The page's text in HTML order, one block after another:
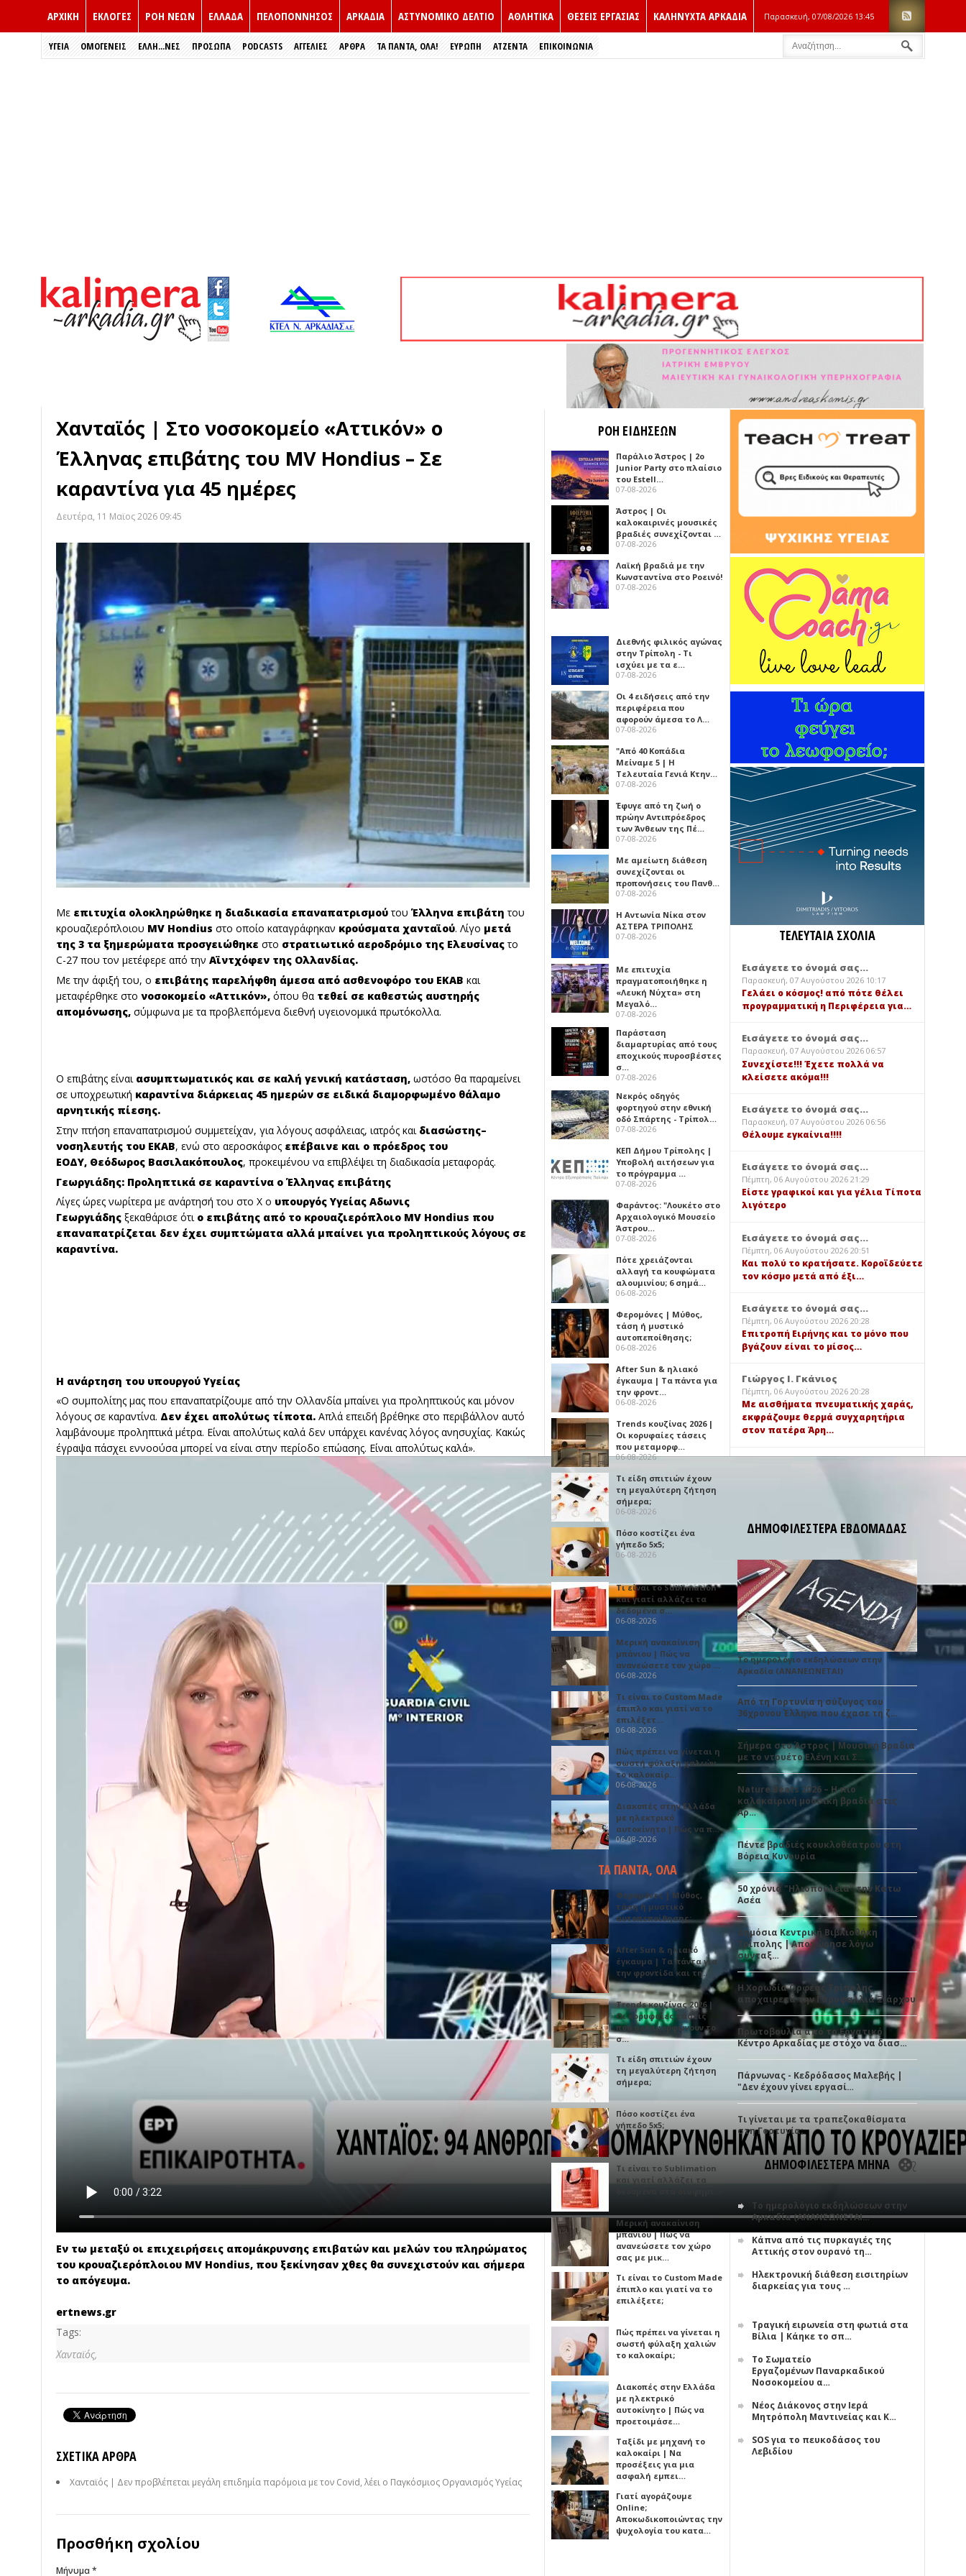
ΑΡΧΙΚΗ ΕΚΛΟΓΈΣ ΡΟΗ ΝΕΩΝ ΕΛΛΑΔΑ ΠΕΛΟΠΟΝΝΗΣΟΣ ΑΡΚΑΔΙΑ ΑΣΤΥΝΟΜΙΚΟ ΔΕΛΤΙΟ ΑΘΛΗΤΙΚΑ ΘΕΣΕΙΣ ΕΡΓΑΣΙΑΣ ΚΑΛΗΝΥΧΤΑ ΑΡΚΑΔΙΑ Παρασκευή, 07/08/2026 13:45
ΥΓΕΙΑ ΟΜΟΓΕΝΕΙΣ ΈΛΛΗ...ΝΕΣ ΠΡΌΣΩΠΑ PODCASTS ΑΓΓΕΛΙΕΣ ΑΡΘΡΑ ΤΑ ΠΑΝΤΑ, ΟΛΑ! ΕΥΡΏΠΗ ΑΤΖΕΝΤΑ ΕΠΙΚΟΙΝΩΝΙΑ
Χανταϊός | Στο νοσοκομείο «Αττικόν» ο
Έλληνας επιβάτης του MV Hondius – Σε
καραντίνα για 45 ημέρες
Δευτέρα, 11 Μαϊος 2026 09:45
Με επιτυχία ολοκληρώθηκε η διαδικασία επαναπατρισμούτου Έλληνα επιβάτη του
κρουαζιερόπλοιου MV Hondius στο οποίο καταγράφηκαν κρούσματα χανταϊού. Λίγο μετά
της 3 τα ξημερώματα προσγειώθηκε στο στρατιωτικό αεροδρόμιο της Ελευσίναςτο
C-27 που τον μετέφερε από την Αϊντχόφεν της Ολλανδίας.
Με την άφιξή του, ο επιβάτης παρελήφθη άμεσα από ασθενοφόρο του ΕΚΑΒ και
μεταφέρθηκε στο νοσοκομείο «Αττικόν», όπου θα τεθεί σε καθεστώς αυστηρής
απομόνωσης, σύμφωνα με τα προβλεπόμενα διεθνή υγειονομικά πρωτόκολλα.
Ο επιβάτης είναι ασυμπτωματικός και σε καλή γενική κατάσταση, ωστόσο θα παραμείνει
σε υποχρεωτική καραντίνα διάρκειας 45 ημερών σε ειδικά διαμορφωμένο θάλαμο
αρνητικής πίεσης.
Στην πτήση επαναπατρισμού συμμετείχαν, για λόγους ασφάλειας, ιατρός και διασώστης–
νοσηλευτής του ΕΚΑΒ, ενώ στο αεροσκάφος επέβαινε και ο πρόεδρος του
ΕΟΔΥ, Θεόδωρος Βασιλακόπουλος, προκειμένου να επιβλέψει τη διαδικασία μεταφοράς.
Γεωργιάδης: Προληπτικά σε καραντίνα ο Έλληνας επιβάτης
Λίγες ώρες νωρίτερα με ανάρτησή του στο Χ ο υπουργός Υγείας Αδωνις
Γεωργιάδης ξεκαθάρισε ότιο επιβάτης από το κρουαζιερόπλοιο MV Hondius που
επαναπατρίζεται δεν έχει συμπτώματα αλλά μπαίνει για προληπτικούς λόγους σε
καραντίνα.
Η ανάρτηση του υπουργού Υγείας
«Ο συμπολίτης μας που επαναπατρίζουμε από την Ολλανδία μπαίνει για προληπτικούς και μόνον
λόγους σε καραντίνα. Δεν έχει απολύτως τίποτα. Απλά επειδή βρέθηκε στο περιβάλλον αυτό
λαμβάνουμε προληπτικά μέτρα. Είναι απολύτως καλά δεν υπάρχει κανένας λόγος ανησυχίας. Κακώς
έγραψα πάσχει εννοούσα μπορεί να είναι στην περίοδο επώασης. Είναι απολύτως καλά».
Εν τω μεταξύ οι επιχειρήσεις απομάκρυνσης επιβατών και μελών του πληρώματος
του κρουαζιερόπλοιου MV Hondius, που ξεκίνησαν χθες θα συνεχιστούν και σήμερα
το απόγευμα.
ertnews.gr
Tags:
Χανταϊός,
ΣΧΕΤΙΚΆ ΆΡΘΡΑ
Χανταϊός | Δεν προβλέπεται μεγάλη επιδημία παρόμοια με τον Covid, λέει ο Παγκόσμιος Οργανισμός Υγείας
Προσθήκη σχολίου
Μήνυμα *
ΡΟΗ ΕΙΔΗΣΕΩΝ
Παράλιο Άστρος | 2ο
Junior Party στο πλαίσιο
του Estell…
07-08-2026
Άστρος | Οι
καλοκαιρινές μουσικές
βραδιές συνεχίζονται …
07-08-2026
Λαϊκή βραδιά με την
Κωνσταντίνα στο Ροεινό!
07-08-2026
Διεθνής φιλικός αγώνας
στην Τρίπολη - Τι
ισχύει με τα ε…
07-08-2026
Οι 4 ειδήσεις από την
περιφέρεια που
αφορούν άμεσα το Λ…
07-08-2026
"Από 40 Κοπάδια
Μείναμε 5 | Η
Τελευταία Γενιά Κτην…
07-08-2026
Έφυγε από τη ζωή ο
πρώην Αντιπρόεδρος
των Άνθεων της Πέ…
07-08-2026
Με αμείωτη διάθεση
συνεχίζονται οι
προπονήσεις του Πανθ…
07-08-2026
Η Αντωνία Νίκα στον
ΑΣΤΕΡΑ ΤΡΙΠΟΛΗΣ
07-08-2026
Με επιτυχία
πραγματοποιήθηκε η
«Λευκή Νύχτα» στη
Μεγαλό…
07-08-2026
Παράσταση
διαμαρτυρίας από τους
εποχικούς πυροσβέστες
σ…
07-08-2026
Νεκρός οδηγός
φορτηγού στην εθνική
οδό Σπάρτης - Τρίπολ…
07-08-2026
ΚΕΠ Δήμου Τρίπολης |
Υποβολή αιτήσεων για
το πρόγραμμα …
07-08-2026
Φαράντος: "Λουκέτο στο
Αρχαιολογικό Μουσείο
Άστρου…
07-08-2026
Πότε χρειάζονται
αλλαγή τα κουφώματα
αλουμινίου; 6 σημά…
06-08-2026
Φερομόνες | Μύθος,
τάση ή μυστικό
αυτοπεποίθησης;
06-08-2026
After Sun & ηλιακό
έγκαυμα | Τα πάντα για
την φροντ…
06-08-2026
Trends κουζίνας 2026 |
Οι κορυφαίες τάσεις
που μεταμορφ…
06-08-2026
Τι είδη σπιτιών έχουν
τη μεγαλύτερη ζήτηση
σήμερα;
06-08-2026
Πόσο κοστίζει ένα
γήπεδο 5x5;
06-08-2026
Τι είναι το Sublimation
και γιατί αλλάζει τα
δεδομένα σ…
06-08-2026
Μερική ανακαίνιση
μπάνιου | Πώς να
ανανεώσετε τον χώρο …
06-08-2026
Τι είναι το Custom Made
έπιπλο και γιατί να το
επιλέξετ…
06-08-2026
Πώς πρέπει να γίνεται η
σωστή φύλαξη χαλιών
το καλοκαίρ…
06-08-2026
Διακοπές στην Ελλάδα
με ηλεκτρικό
αυτοκίνητο | Πώς να π…
06-08-2026
ΤΑ ΠΑΝΤΑ, ΟΛΑ
Φερομόνες | Μύθος,
τάση ή μυστικό
αυτοπεποίθησης;
After Sun & ηλιακό
έγκαυμα | Τα πάντα για
την φροντίδα και τη…
Trends κουζίνας 2026 |
Οι κορυφαίες τάσεις
που μεταμορφώνουν το
σ…
Τι είδη σπιτιών έχουν
τη μεγαλύτερη ζήτηση
σήμερα;
Πόσο κοστίζει ένα
γήπεδο 5x5;
Τι είναι το Sublimation
και γιατί αλλάζει τα
Μερική ανακαίνιση
μπάνιου | Πώς να
ανανεώσετε τον χώρο
σας με μικ…
Τι είναι το Custom Made
έπιπλο και γιατί να το
επιλέξετε;
Πώς πρέπει να γίνεται η
σωστή φύλαξη χαλιών
το καλοκαίρι;
Διακοπές στην Ελλάδα
με ηλεκτρικό
αυτοκίνητο | Πώς να
προετοιμάσε…
Ταξίδι με μηχανή το
καλοκαίρι | Να
προσέξεις για μια
ασφαλή εμπει…
Γιατί αγοράζουμε
Online;
Αποκωδικοποιώντας την
ψυχολογία του κατα…
ΤΕΛΕΥΤΑΙΑ ΣΧΟΛΙΑ
Εισάγετε το όνομά σας...
Παρασκευή, 07 Αυγούστου 2026 10:17
Γελάει ο κόσμος! από πότε θέλει
προγραμματική η Περιφέρεια για…
Εισάγετε το όνομά σας...
Παρασκευή, 07 Αυγούστου 2026 06:57
Συνεχίστε!!! Έχετε πολλά να
κλείσετε ακόμα!!!
Εισάγετε το όνομά σας...
Παρασκευή, 07 Αυγούστου 2026 06:56
Θέλουμε εγκαίνια!!!!
Εισάγετε το όνομά σας...
Πέμπτη, 06 Αυγούστου 2026 21:29
Είστε γραφικοί και για γέλια Τίποτα
λιγότερο
Εισάγετε το όνομά σας...
Πέμπτη, 06 Αυγούστου 2026 20:51
Και πολύ το κρατήσατε. Κοροϊδεύετε
τον κόσμο μετά από έξι…
Εισάγετε το όνομά σας...
Πέμπτη, 06 Αυγούστου 2026 20:28
Επιτροπή Ειρήνης και το μόνο που
βγάζουν είναι το μίσος…
Γιώργος Ι. Γκάνιος
Πέμπτη, 06 Αυγούστου 2026 20:28
Με αισθήματα πνευματικής χαράς,
εκφράζουμε θερμά συγχαρητήρια
στον πατέρα Άρη…
ΔΗΜΟΦΙΛΕΣΤΕΡΑ ΕΒΔΟΜΑΔΑΣ
Το ημερολόγιο εκδηλώσεων στην
Αρκαδία (ΑΝΑΝΕΩΝΕΤΑΙ)
Από τη Γορτυνία η σύζυγος του
36χρονου Έλληνα που έχασε τη ζ…
Σήμερα στο Άστρος | Μουσική Βραδιά
με το ντουέτο Ελένη και Σ…
Nature Beats 2026 – Η πιο
καλοκαιρινή μουσική βραδιά στις
Αρ…
Πέντε βραδιές κουκλοθέατρου στη
Βόρεια Κυνουρία
50 χρόνια "Ηλιοπούλεια" την Κάτω
Ασέα
Δημόσια Κεντρική Βιβλιοθήκη
Τρίπολης | Αποχώρησε λόγω
συνταξ…
Η Χορωδία Ορφέας Τρίπολης
αποχαιρετά την Γαρυφαλλιά Ξιάρχου
Πρωτοβουλία από το Εργατικό
Κέντρο Αρκαδίας με στόχο να διασ…
Πάρνωνας - Κεδρόδασος Μαλεβής |
"Δεν έχουν γίνει εργασί…
Τι γίνεται με τα τραπεζοκαθίσματα
στη Γορτυνία;
ΔΗΜΟΦΙΛΕΣΤΕΡΑ ΜΗΝΑ
Το ημερολόγιο εκδηλώσεων στην
Αρκαδία (ΑΝΑΝΕΩΝΕΤΑΙ…
Κάπνα από τις πυρκαγιές της
Αττικής στον ουρανό τη…
Ηλεκτρονική διάθεση εισιτηρίων
διαρκείας για τους …
Τραγική ειρωνεία στη φωτιά στα
Βίλια | Κάηκε το σπ…
Το Σωματείο
Εργαζομένων Παναρκαδικού
Νοσοκομείου α…
Νέος Διάκονος στην Ιερά
Μητρόπολη Μαντινείας και Κ…
SOS για το πευκοδάσος του
Λεβιδίου